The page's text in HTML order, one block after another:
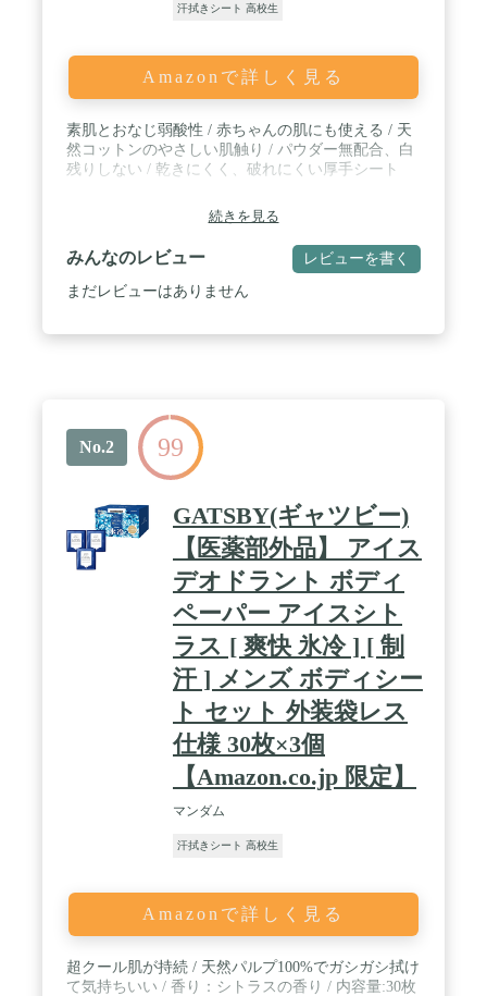
汗拭きシート 高校生
Amazonで詳しく見る
素肌とおなじ弱酸性 / 赤ちゃんの肌にも使える / 天
然コットンのやさしい肌触り / パウダー無配合、白
残りしない / 乾きにくく、破れにくい厚手シート
続きを見る
みんなのレビュー レビューを書く
まだレビューはありません
No.2 99
GATSBY(ギャツビー)
【医薬部外品】 アイス
デオドラント ボディ
ペーパー アイスシト
ラス [ 爽快 氷冷 ] [ 制
汗 ] メンズ ボディシー
ト セット 外装袋レス
仕様 30枚×3個
【Amazon.co.jp 限定】
マンダム
汗拭きシート 高校生
Amazonで詳しく見る
超クール肌が持続 / 天然パルプ100%でガシガシ拭け
て気持ちいい / 香り：シトラスの香り / 内容量:30枚